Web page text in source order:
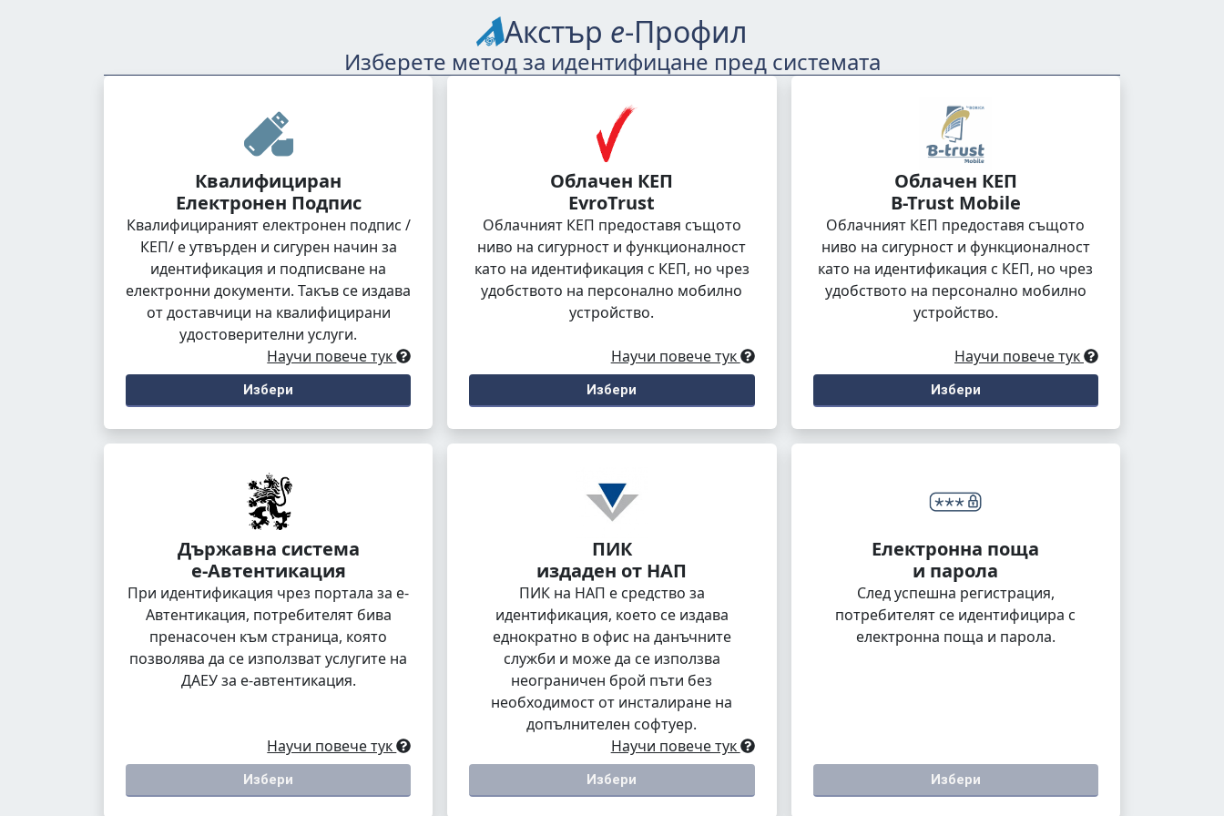
Акстър е-Профил
Изберете метод за идентифицане пред системата
Квалифициран
Електронен Подпис
Квалифицираният електронен подпис /
КЕП/ е утвърден и сигурен начин за
идентификация и подписване на
електронни документи. Такъв се издава
от доставчици на квалифицирани
удостоверителни услуги.
Научи повече тук
Избери
Облачен КЕП
EvroTrust
Облачният КЕП предоставя същото
ниво на сигурност и функционалност
като на идентификация с КЕП, но чрез
удобството на персонално мобилно
устройство.
Научи повече тук
Избери
Облачен КЕП
B-Trust Mobile
Облачният КЕП предоставя същото
ниво на сигурност и функционалност
като на идентификация с КЕП, но чрез
удобството на персонално мобилно
устройство.
Научи повече тук
Избери
Държавна система
е-Автентикация
При идентификация чрез портала за е-
Автентикация, потребителят бива
пренасочен към страница, която
позволява да се използват услугите на
ДАЕУ за е-автентикация.
Научи повече тук
Избери
ПИК
издаден от НАП
ПИК на НАП е средство за
идентификация, което се издава
еднократно в офис на данъчните
служби и може да се използва
неограничен брой пъти без
необходимост от инсталиране на
допълнителен софтуер.
Научи повече тук
Избери
Електронна поща
и парола
След успешна регистрация,
потребителят се идентифицира с
електронна поща и парола.
Избери